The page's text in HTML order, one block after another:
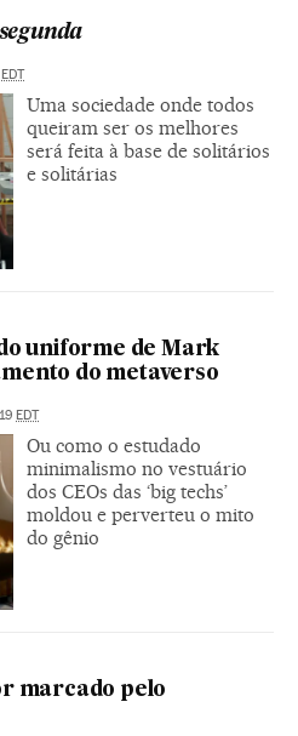
EDT
Uma sociedade onde todos
queiram ser os melhores
será feita à base de solitários
e solitárias
uniforme de Mark
do metaverso
EDT
Ou como o estudado
minimalismo no vestuário
dos CEOs das ‘big techs’
moldou e perverteu o mito
do gênio
marcado pelo